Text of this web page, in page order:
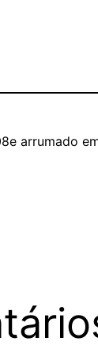
e arrumado